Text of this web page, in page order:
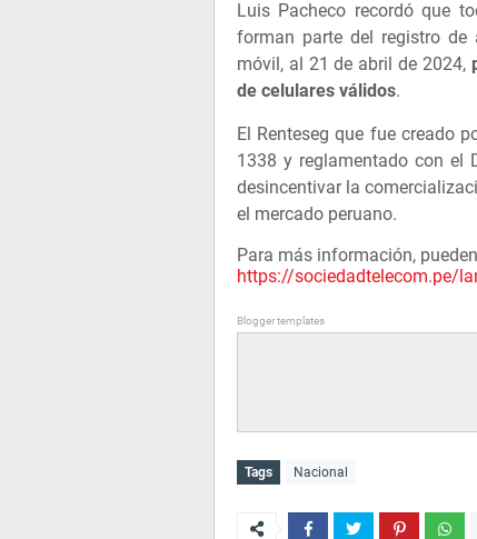
Luis Pacheco recordóque
forman parte del registro de
móvil, al 21 de abril de 2024,
de celulares válidos.
El Renteseg que fue creado
1338 y reglamentado con el
desincentivar la
el mercado peruano.
Para más información,
https://sociedadtelecom.pe/
Blogger templates
Tags Nacional